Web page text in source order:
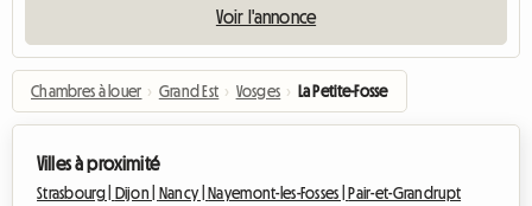
Voir l'annonce
Chambres à louer › Grand Est › Vosges › La Petite-Fosse
Villes à proximité
Strasbourg | Dijon | Nancy |Nayemont-les-Fosses |Pair-et-Grandrupt